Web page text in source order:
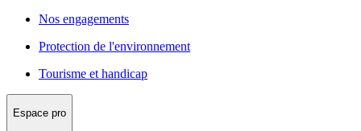
Nos engagements
Protection de l'environnement
Tourisme et handicap
Espace pro